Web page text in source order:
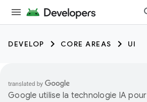
DEVELOP CORE AREAS UI
Google utilise la technologie IA